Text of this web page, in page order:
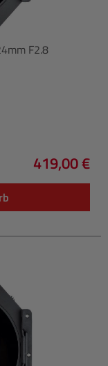
F2.8
Regulärer
419,00 €